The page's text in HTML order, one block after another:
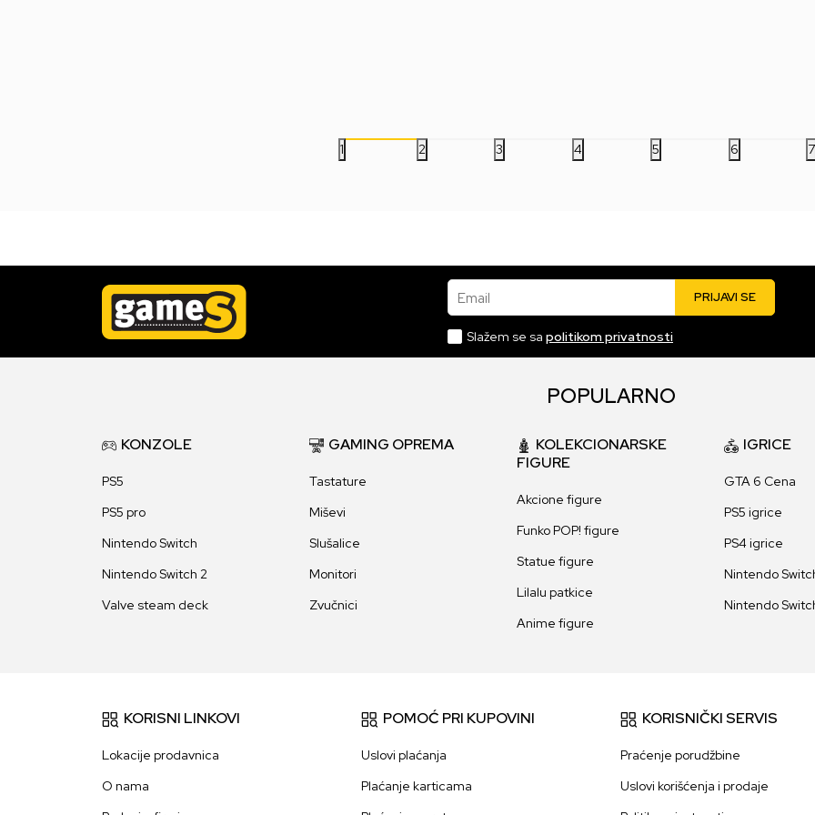
1 2 3 4 5 6 7
Email PRIJAVI SE
Slažem se sa politikom privatnosti
POPULARNO
KONZOLE
PS5
PS5 pro
Nintendo Switch
Nintendo Switch 2
Valve steam deck
GAMING OPREMA
Tastature
Miševi
Slušalice
Monitori
Zvučnici
KOLEKCIONARSKE
FIGURE
Akcione figure
Funko POP! figure
Statue figure
Lilalu patkice
Anime figure
IGRICE
GTA 6 Cena
PS5 igrice
PS4 igrice
Nintendo
Nintendo
KORISNI LINKOVI
Lokacije prodavnica
O nama
POMOĆ PRI KUPOVINI
Uslovi plaćanja
Plaćanje karticama
KORISNIČKI SERVIS
Praćenje porudžbine
Uslovi korišćenja i prodaje